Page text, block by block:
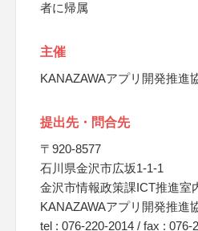
者に帰属
主催
KANAZAWAアプリ開発推進
提出先・問合先
〒920-8577
石川県金沢市広坂1-1-1
金沢市情報政策課ICT推進室
KANAZAWAアプリ開発推進
tel : 076-220-2014 / fax : 076-